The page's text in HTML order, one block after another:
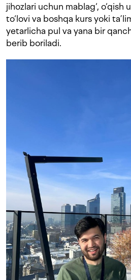
jihozlari uchun mablag‘, o‘qish
to‘lovi va boshqa kurs yoki
yetarlicha pul va yana bir
berib boriladi.